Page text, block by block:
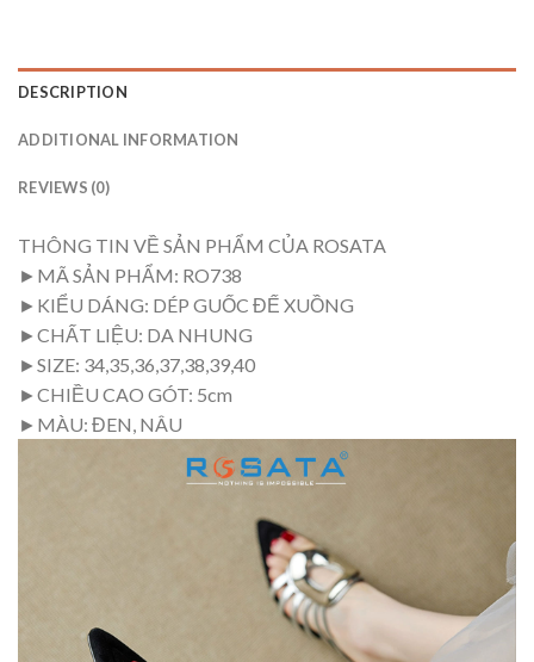
DESCRIPTION
ADDITIONAL INFORMATION
REVIEWS (0)
THÔNG TIN VỀ SẢN PHẨM CỦA ROSATA
►MÃ SẢN PHẨM: RO738
►KIỂU DÁNG: DÉP GUỐC ĐẾ XUỒNG
►CHẤT LIỆU: DA NHUNG
►SIZE: 34,35,36,37,38,39,40
►CHIỀU CAO GÓT: 5cm
►MÀU: ĐEN, NÂU